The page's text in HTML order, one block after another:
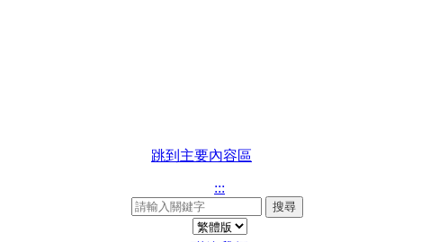
跳到主要內容區
:::
搜尋